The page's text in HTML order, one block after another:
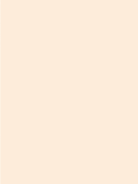
utilisateurs anonymes
Veuillez vous
continuer.